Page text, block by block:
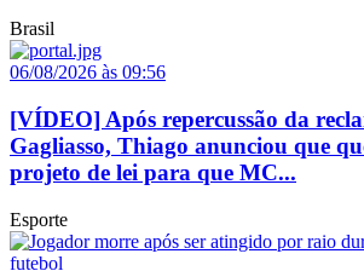
Brasil
06/08/2026 às 09:56
[VÍDEO] Após repercussão da
Gagliasso, Thiago anunciou que
projeto de lei para que MC...
Esporte